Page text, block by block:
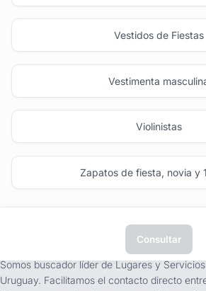
Vestidos de Fiestas
Vestimenta
Violinistas
Zapatos de fiesta, novia y
Consultar
Somos buscador líder de Lugares y
Uruguay. Facilitamos el contacto directo